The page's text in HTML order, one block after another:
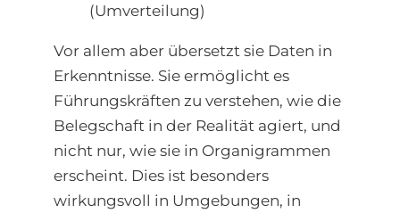
(Umverteilung)
Vor allem aber übersetzt sie Daten in
Erkenntnisse. Sie ermöglicht es
Führungskräften zu verstehen, wie die
Belegschaft in der Realität agiert, und
nicht nur, wie sie in Organigrammen
erscheint. Dies ist besonders
wirkungsvoll in Umgebungen, in